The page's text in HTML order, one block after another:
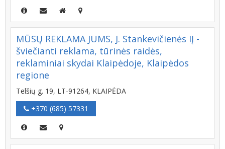
MŪSŲ REKLAMA JUMS, J. Stankevičienės IĮ -
šviečianti reklama, tūrinės raidės,
reklaminiai skydai Klaipėdoje, Klaipėdos
regione
Telšių g. 19, LT-91264, KLAIPĖDA
+370 (685) 57331